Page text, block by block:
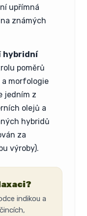
upřímná
známých
hybridní
poměrů
morfologie
jedním z
olejů a
hybridů
za
výroby).
indikou a